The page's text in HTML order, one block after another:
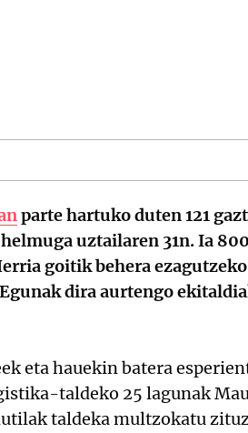
parte hartuko duten 121
uztailaren 31n. Ia
goitik behera
dira aurtengo
eta hauekin batera
taldeko 25 lagunak
taldeka multzokatu